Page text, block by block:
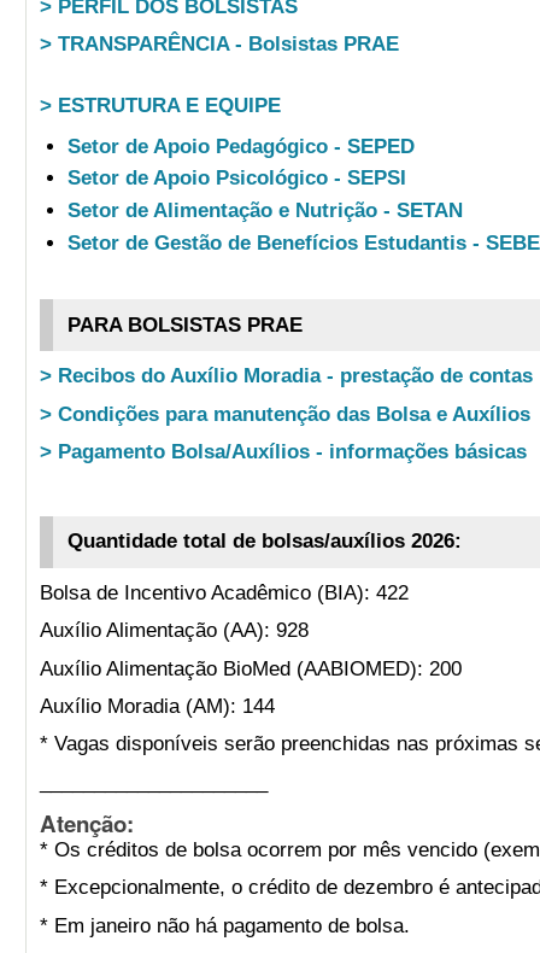
> PERFIL DOS BOLSISTAS
> TRANSPARÊNCIA - Bolsistas PRAE
> ESTRUTURA E EQUIPE
Setor de Apoio Pedagógico - SEPED
Setor de Apoio Psicológico - SEPSI
Setor de Alimentação e Nutrição - SETAN
Setor de Gestão de Benefícios Estudantis -
PARA BOLSISTAS PRAE
> Recibos do Auxílio Moradia - prestação de contas
> Condições para manutenção das Bolsa e Auxílios
> Pagamento Bolsa/Auxílios - informações básicas
Quantidade total de bolsas/auxílios 2026:
Bolsa de Incentivo Acadêmico (BIA): 422
Auxílio Alimentação (AA): 928
Auxílio Alimentação BioMed (AABIOMED): 200
Auxílio Moradia (AM): 144
* Vagas disponíveis serão preenchidas nas próximas
Atenção:
* Os créditos de bolsa ocorrem por mês vencido
* Excepcionalmente, o crédito de dezembro é
* Em janeiro não há pagamento de bolsa.